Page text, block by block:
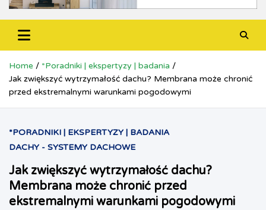
Home
*Poradniki | ekspertyzy | badania
Jak zwiększyć wytrzymałość dachu? Membrana może chronić
przed ekstremalnymi warunkami pogodowymi
*PORADNIKI | EKSPERTYZY | BADANIA
DACHY - SYSTEMY DACHOWE
Jak zwiększyć wytrzymałość dachu?
Membrana może chronić przed
ekstremalnymi warunkami pogodowymi